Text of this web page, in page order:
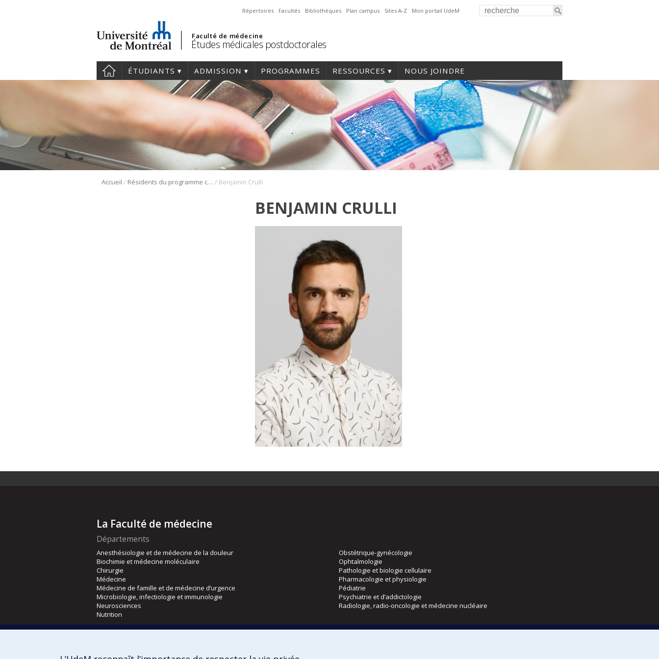
Répertoires Facultés Bibliothèques Plan campus Sites A-Z Mon portail UdeM
Faculté de médecine
Études médicales postdoctorales
ÉTUDIANTS ADMISSION PROGRAMMES RESSOURCES NOUS JOINDRE
Accueil / Résidents du programme cliniciens-chercheurs / Benjamin Crulli
BENJAMIN CRULLI
La Faculté de médecine
Départements
Anesthésiologie et de médecine de la douleur
Biochimie et médecine moléculaire
Chirurgie
Médecine
Médecine de famille et de médecine d’urgence
Microbiologie, infectiologie et immunologie
Neurosciences
Nutrition
Obstétrique-gynécologie
Ophtalmologie
Pathologie et biologie cellulaire
Pharmacologie et physiologie
Pédiatrie
Psychiatrie et d’addictologie
Radiologie, radio-oncologie et médecine nucléaire